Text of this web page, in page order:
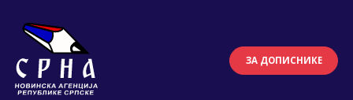
ЗА ДОПИСНИКЕ